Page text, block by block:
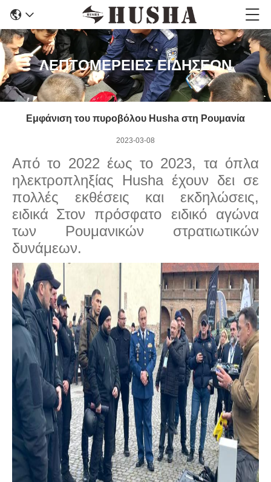
ΛΕΠΤΟΜΕΡΕΙΕΣ ΕΙΔΗΣΕΩΝ
Εμφάνιση του πυροβόλου Husha στη Ρουμανία
2023-03-08
Από το 2022 έως το 2023, τα όπλα
ηλεκτροπληξίας Husha έχουν δει σε
πολλές εκθέσεις και εκδηλώσεις,
ειδικά Στον πρόσφατο ειδικό αγώνα
των Ρουμανικών στρατιωτικών
δυνάμεων.